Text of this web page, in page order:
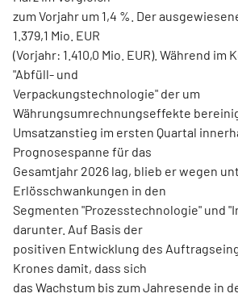
zum Vorjahr um 1,4 %. Der
1.379,1 Mio. EUR
(Vorjahr: 1.410,0 Mio. EUR). Während im
"Abfüll- und
Verpackungstechnologie" der um
Währungsumrechnungseffekte
Umsatzanstieg im ersten Quartal
Prognosespanne für das
Gesamtjahr 2026 lag, blieb er wegen
Erlösschwankungen in den
Segmenten "Prozesstechnologie" und
darunter. Auf Basis der
positiven Entwicklung des
Krones damit, dass sich
das Wachstum bis zum Jahresende in